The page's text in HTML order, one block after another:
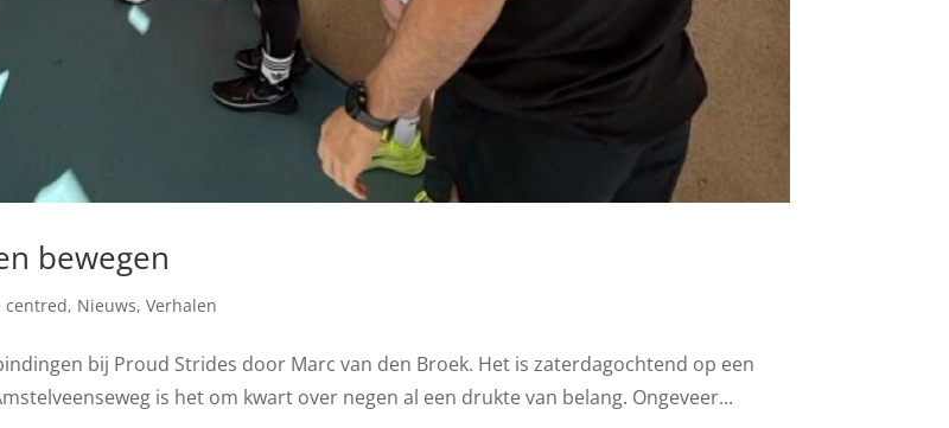
bewegen
centred, Nieuws,Verhalen
bij Proud Strides door Marc van den Broek. Het is zaterdagochtend op een
is het om kwart over negen al een drukte van belang. Ongeveer...